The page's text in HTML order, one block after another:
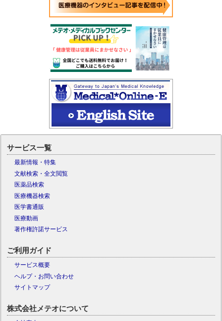
サービス一覧
最新情報・特集
文献検索・全文閲覧
医薬品検索
医療機器検索
医学書通販
医療動画
著作権許諾サービス
ご利用ガイド
サービス概要
ヘルプ・お問い合わせ
サイトマップ
株式会社メテオについて